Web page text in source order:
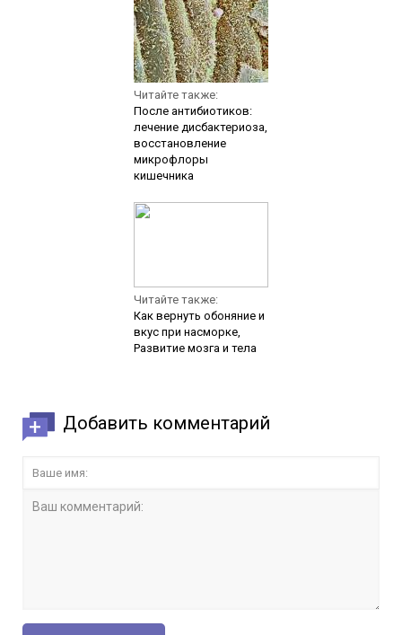
Читайте также:
После антибиотиков:
лечение дисбактериоза,
восстановление
микрофлоры
кишечника
Читайте также:
Как вернуть обоняние и
вкус при насморке,
Развитие мозга и тела
Добавить комментарий